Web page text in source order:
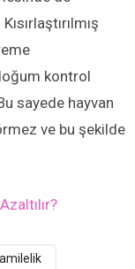
kontrol
sayede hayvan
ve bu şekilde